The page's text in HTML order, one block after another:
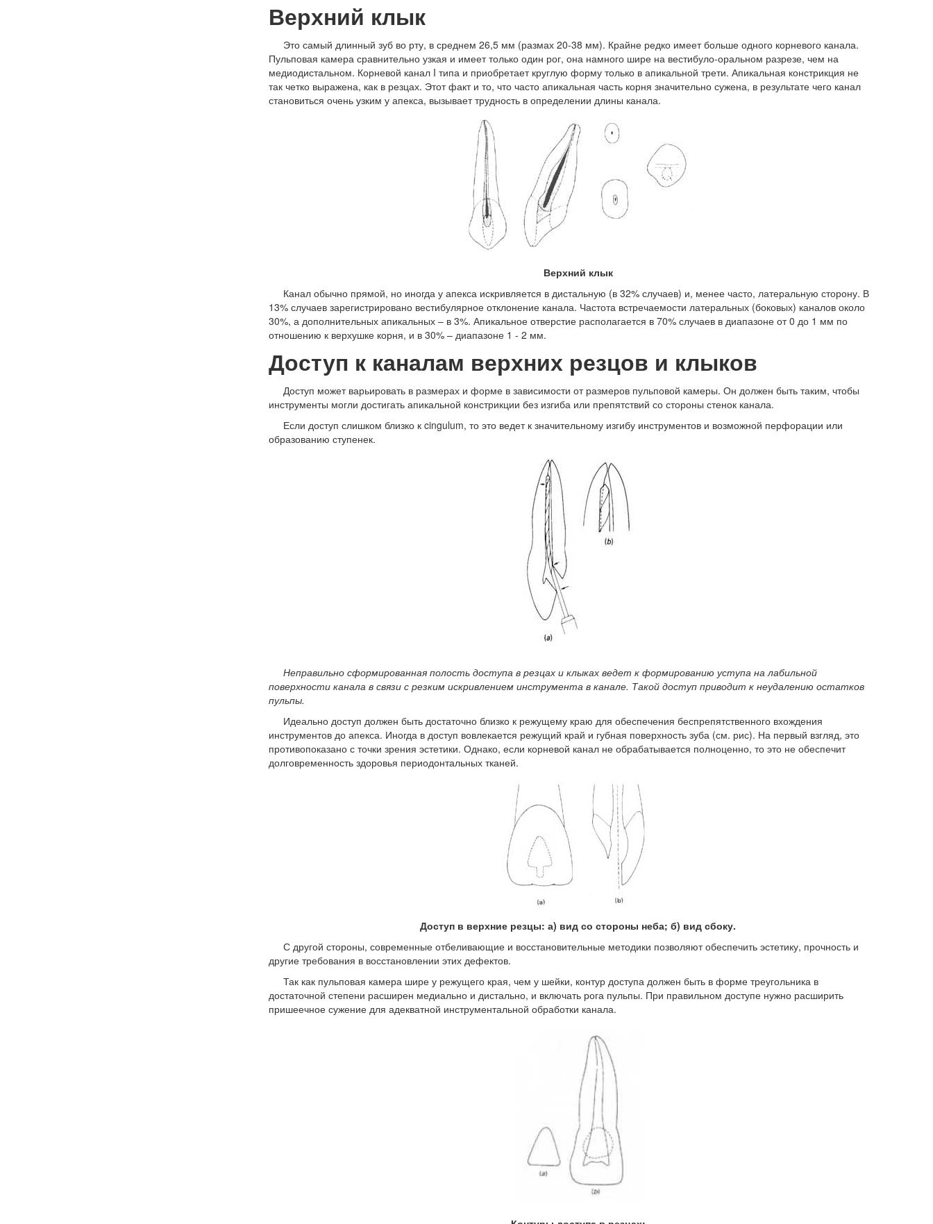
Верхний клык
Это самый длинный зуб во рту, в среднем 26,5 мм (размах 20-38 мм). Крайне редко имеет больше одного корневого канала.
Пульповая камера сравнительно узкая и имеет только один рог, она намного шире на вестибуло-оральном разрезе, чем на
медиодистальном. Корневой канал I типа и приобретает круглую форму только в апикальной трети. Апикальная констрикция не
так четко выражена, как в резцах. Этот факт и то, что часто апикальная часть корня значительно сужена, в результате чего канал
становиться очень узким у апекса, вызывает трудность в определении длины канала.
Верхний клык
Канал обычно прямой, но иногда у апекса искривляется в дистальную (в 32% случаев) и, менее часто, латеральную сторону. В
13% случаев зарегистрировано вестибулярное отклонение канала. Частота встречаемости латеральных (боковых) каналов около
30%, а дополнительных апикальных – в 3%. Апикальное отверстие располагается в 70% случаев в диапазоне от 0 до 1 мм по
отношению к верхушке корня, и в 30% – диапазоне 1 - 2 мм.
Доступ к каналам верхних резцов и клыков
Доступ может варьировать в размерах и форме в зависимости от размеров пульповой камеры. Он должен быть таким, чтобы
инструменты могли достигать апикальной констрикции без изгиба или препятствий со стороны стенок канала.
Если доступ слишком близко к cingulum, то это ведет к значительному изгибу инструментов и возможной перфорации или
образованию ступенек.
Неправильно сформированная полость доступа в резцах и клыках ведет к формированию уступа на лабильной
поверхности канала в связи с резким искривлением инструмента в канале. Такой доступ приводит к неудалению остатков
пульпы.
Идеально доступ должен быть достаточно близко к режущему краю для обеспечения беспрепятственного вхождения
инструментов до апекса. Иногда в доступ вовлекается режущий край и губная поверхность зуба (см. рис). На первый взгляд, это
противопоказано с точки зрения эстетики. Однако, если корневой канал не обрабатывается полноценно, то это не обеспечит
долговременность здоровья периодонтальных тканей.
Доступ в верхние резцы: а) вид со стороны неба; б) вид сбоку.
С другой стороны, современные отбеливающие и восстановительные методики позволяют обеспечить эстетику, прочность и
другие требования в восстановлении этих дефектов.
Так как пульповая камера шире у режущего края, чем у шейки, контур доступа должен быть в форме треугольника в
достаточной степени расширен медиально и дистально, и включать рога пульпы. При правильном доступе нужно расширить
пришеечное сужение для адекватной инструментальной обработки канала.